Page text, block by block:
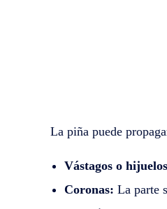
La piña puede
Vástagos o
Coronas: La parte